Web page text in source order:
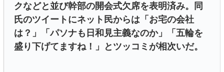
クなどと並び幹部の開会式欠席を表明済み。同
氏のツイートにネット民からは「お宅の会社
は？」「パソナも日和見主義なのか」「五輪を
盛り下げてますね！」とツッコミが相次いだ。